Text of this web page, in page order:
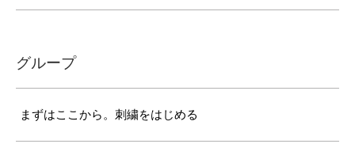
グループ
まずはここから。刺繍をはじめる